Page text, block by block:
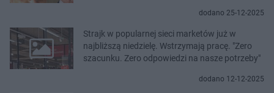
dodano 25-12-2025
Strajk w popularnej sieci marketów już w
najbliższą niedzielę. Wstrzymają pracę. "Zero
szacunku. Zero odpowiedzi na nasze potrzeby"
dodano 12-12-2025